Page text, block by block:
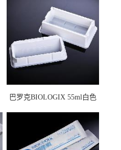
巴罗克BIOLOGIX 55ml白色
马射线灭菌25-0051